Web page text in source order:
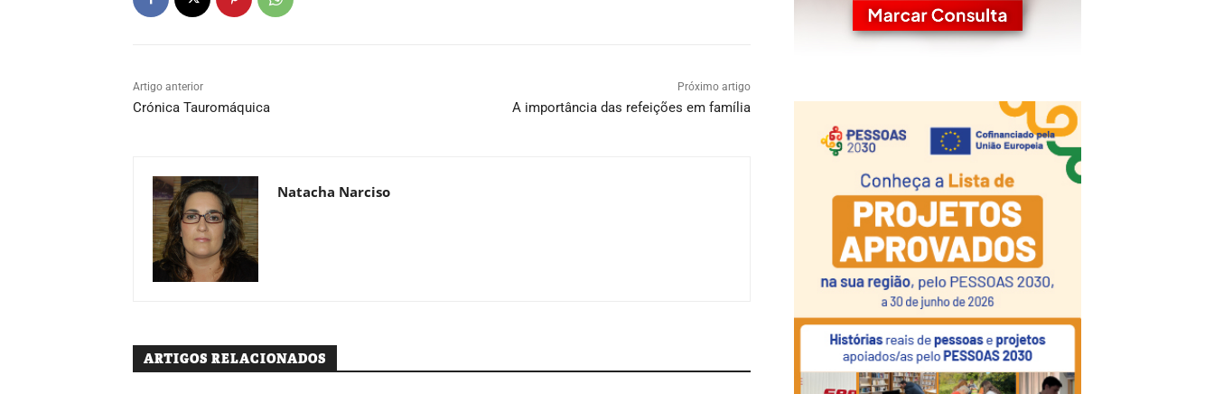
Artigo anterior
Crónica Tauromáquica
Próximo artigo
A importância das refeições em família
Natacha Narciso
ARTIGOS RELACIONADOS